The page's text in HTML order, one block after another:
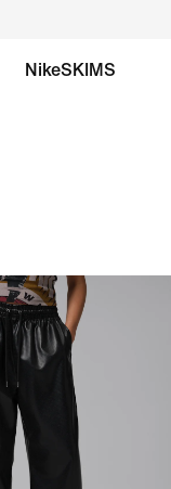
NikeSKIMS